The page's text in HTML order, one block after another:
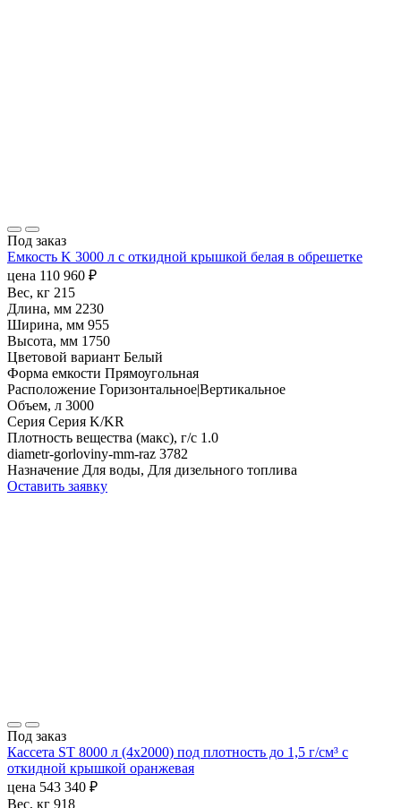
Под заказ
Емкость K 3000 л с откидной крышкой белая в обрешетке
цена 110 960 ₽
Вес, кг 215
Длина, мм 2230
Ширина, мм 955
Высота, мм 1750
Цветовой вариант Белый
Форма емкости Прямоугольная
Расположение Горизонтальное|Вертикальное
Объем, л 3000
Серия Серия K/KR
Плотность вещества (макс), г/с 1.0
diametr-gorloviny-mm-raz 3782
Назначение Для воды, Для дизельного топлива
Оставить заявку
Под заказ
Кассета ST 8000 л (4х2000) под плотность до 1,5 г/см³ с
откидной крышкой оранжевая
цена 543 340 ₽
Вес, кг 918